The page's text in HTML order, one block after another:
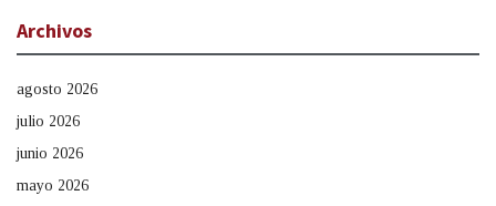
Archivos
agosto 2026
julio 2026
junio 2026
mayo 2026